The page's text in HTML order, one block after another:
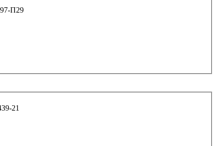
"ВОЛГА" арт. 201497-П29
2101 арт. 1/60439-21